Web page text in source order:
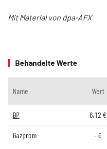
Mit Material von dpa-AFX
Behandelte Werte
Name Wert
BP 6,12 €
Gazprom - €